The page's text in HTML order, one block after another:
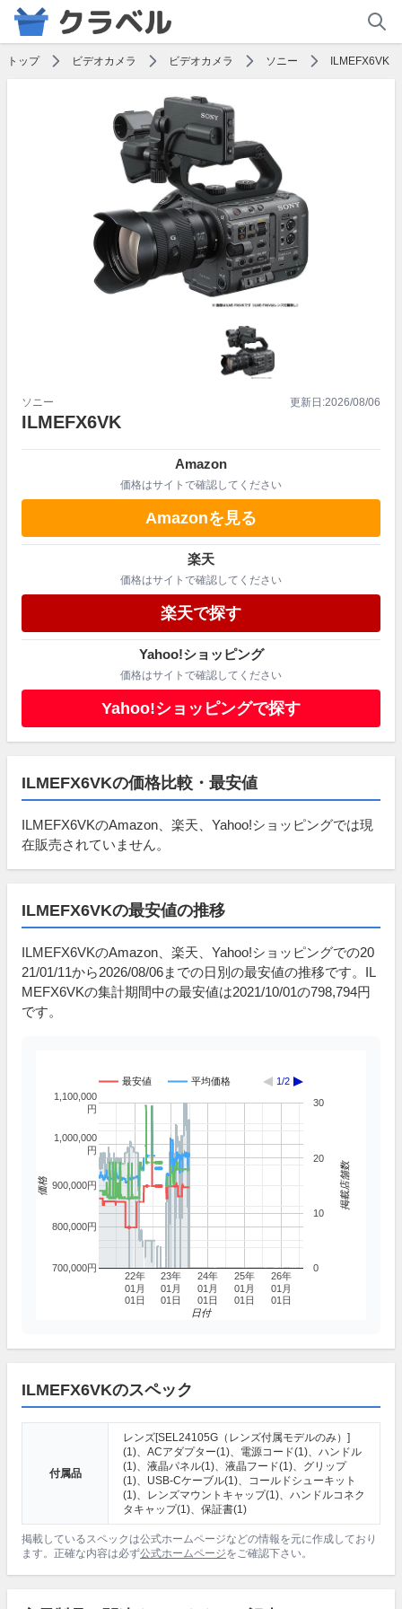
トップ ビデオカメラ ビデオカメラ ソニー ILMEFX6VK
ソニー
ILMEFX6VK
更新日:2026/08/06
Amazon
価格はサイトで確認してください
Amazonを見る
楽天
価格はサイトで確認してください
楽天で探す
Yahoo!ショッピング
価格はサイトで確認してください
Yahoo!ショッピングで探す
ILMEFX6VKの価格比較・最安値
ILMEFX6VKのAmazon、楽天、Yahoo!ショッピングでは現
在販売されていません。
ILMEFX6VKの最安値の推移
ILMEFX6VKのAmazon、楽天、Yahoo!ショッピングでの20
21/01/11から2026/08/06までの日別の最安値の推移です。IL
MEFX6VKの集計期間中の最安値は2021/10/01の798,794円
です。
最安値 平均価格 1/2
22年
01月
01日
23年
01月
01日
24年
01月
01日
25年
01月
01日
26年
01月
01日
700,000円
800,000円
900,000円
1,000,000
円
1,100,000
円
0
10
20
30
日付
価格 掲載店舗数
ILMEFX6VKのスペック
付属品
レンズ[SEL24105G（レンズ付属モデルのみ）]
(1)、ACアダプター(1)、電源コード(1)、ハンドル
(1)、液晶パネル(1)、液晶フード(1)、グリップ
(1)、USB-Cケーブル(1)、コールドシューキット
(1)、レンズマウントキャップ(1)、ハンドルコネク
タキャップ(1)、保証書(1)
掲載しているスペックは公式ホームページなどの情報を元に作成しており
ます。正確な内容は必ず公式ホームページをご確認下さい。